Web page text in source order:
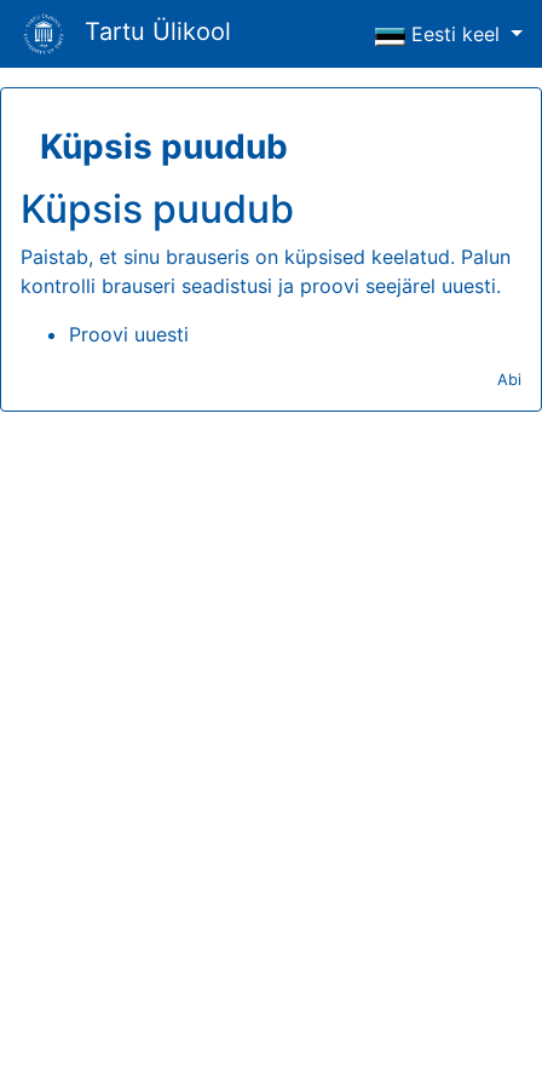
Tartu Ülikool Eesti keel
Küpsis puudub
Küpsis puudub
Paistab, et sinu brauseris on küpsised keelatud. Palun
kontrolli brauseri seadistusi ja proovi seejärel uuesti.
Proovi uuesti
Abi